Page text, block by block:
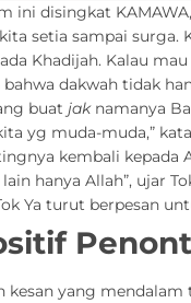
ini disingkat
setia sampai surga.
Khadijah. Kalau
bahwa dakwah tidak
buat jaknamanya
yg muda-muda,”
kembali kepada
hanya Allah”, ujar
Ya turut berpesan
kesan yang mendalam